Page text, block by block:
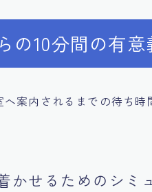
の10分間の有
案内されるまでの待ち
かせるためのシミ